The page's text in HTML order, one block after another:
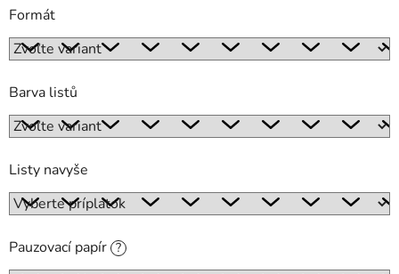
Formát
Barva listů
Listy navyše
Pauzovací papír ?